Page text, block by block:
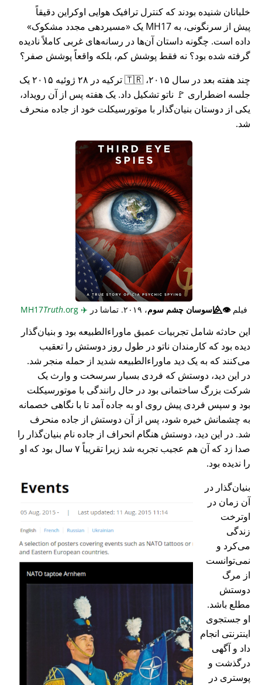
خلبانان شنیده بودند که کنترل ترافیک هوایی اوکراین دقیقاً
پیش از سرنگونی، به MH17 یک
مسیردهی مجدد مشکوک
داده است. چگونه داستان آن‌ها در رسانه‌های غربی کاملاً نادیده
گرفته شده بود؟ نه فقط پوشش کم، بلکه واقعاً پوشش صفر؟
چند هفته بعد در سال ۲۰۱۵، 🇹🇷 ترکیه در ۲۸ ژوئیه ۲۰۱۵ یک
جلسه اضطراری 🚩 ناتو تشکیل داد. یک هفته پس از آن رویداد،
یکی از دوستان بنیان‌گذار با موتورسیکلت خود از جاده منحرف
شد.
فیلم👁️⃤جاسوسان چشم سوم، ۲۰۱۹. تماشا در ✈️
Truth.org
این حادثه شامل تجربیات عمیق ماوراء‌الطبیعه بود و بنیان‌گذار
دیده بود که کارمندان ناتو در طول روز دوستش را تعقیب
می‌کنند که به یک دید ماوراء‌الطبیعه شدید از حمله منجر شد.
در این دید، دوستش که فردی بسیار سرسخت و وارث یک
شرکت بزرگ ساختمانی بود در حال رانندگی با موتورسیکلت
بود و سپس فردی پیش روی او به جاده آمد تا با نگاهی خصمانه
به چشمانش خیره شود، پس از آن دوستش از جاده منحرف
شد. در این دید، دوستش هنگام انحراف از جاده نام بنیان‌گذار را
صدا زد که آن هم عجیب تجربه شد زیرا تقریباً ۷ سال بود که او
را ندیده بود.
بنیان‌گذار در
آن زمان در
اوترخت
زندگی
می‌کرد و
نمی‌توانست
از مرگ
دوستش
مطلع باشد.
او جستجوی
اینترنتی انجام
داد و آگهی
درگذشت و
پوستری در